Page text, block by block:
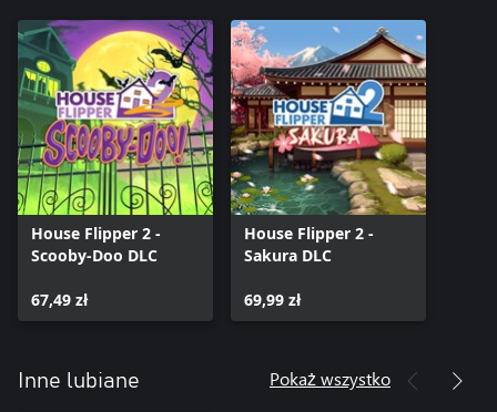
House Flipper 2 -
Scooby-Doo DLC
67,49 zł
House Flipper 2 -
Sakura DLC
69,99 zł
Inne lubiane Pokaż wszystko